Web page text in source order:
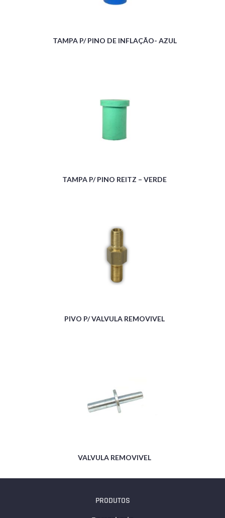
TAMPA P/ PINO DE INFLAÇÃO- AZUL
TAMPA P/ PINO REITZ – VERDE
PIVO P/ VALVULA REMOVIVEL
VALVULA REMOVIVEL
PRODUTOS